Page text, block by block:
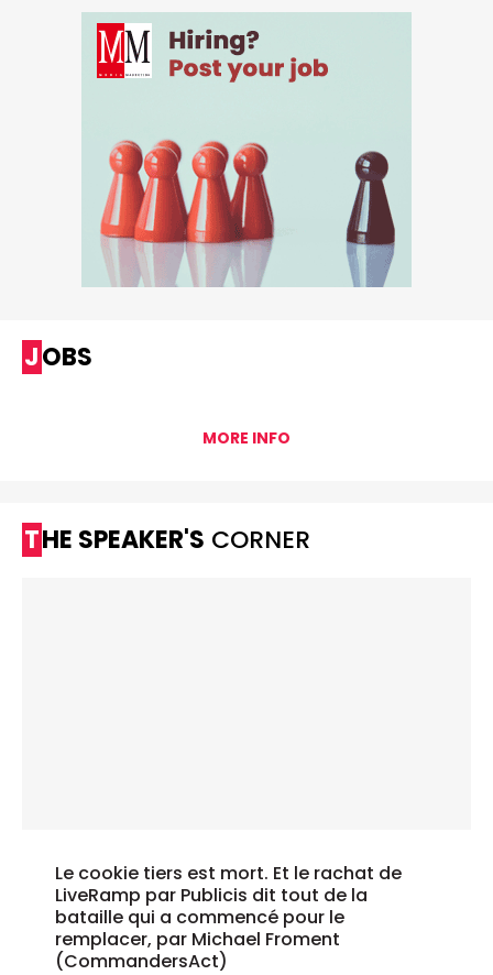
JOBS
MORE INFO
THE SPEAKER'S CORNER
Le cookie tiers est mort. Et le rachat de
LiveRamp par Publicis dit tout de la
bataille qui a commencé pour le
remplacer, par Michael Froment
(CommandersAct)